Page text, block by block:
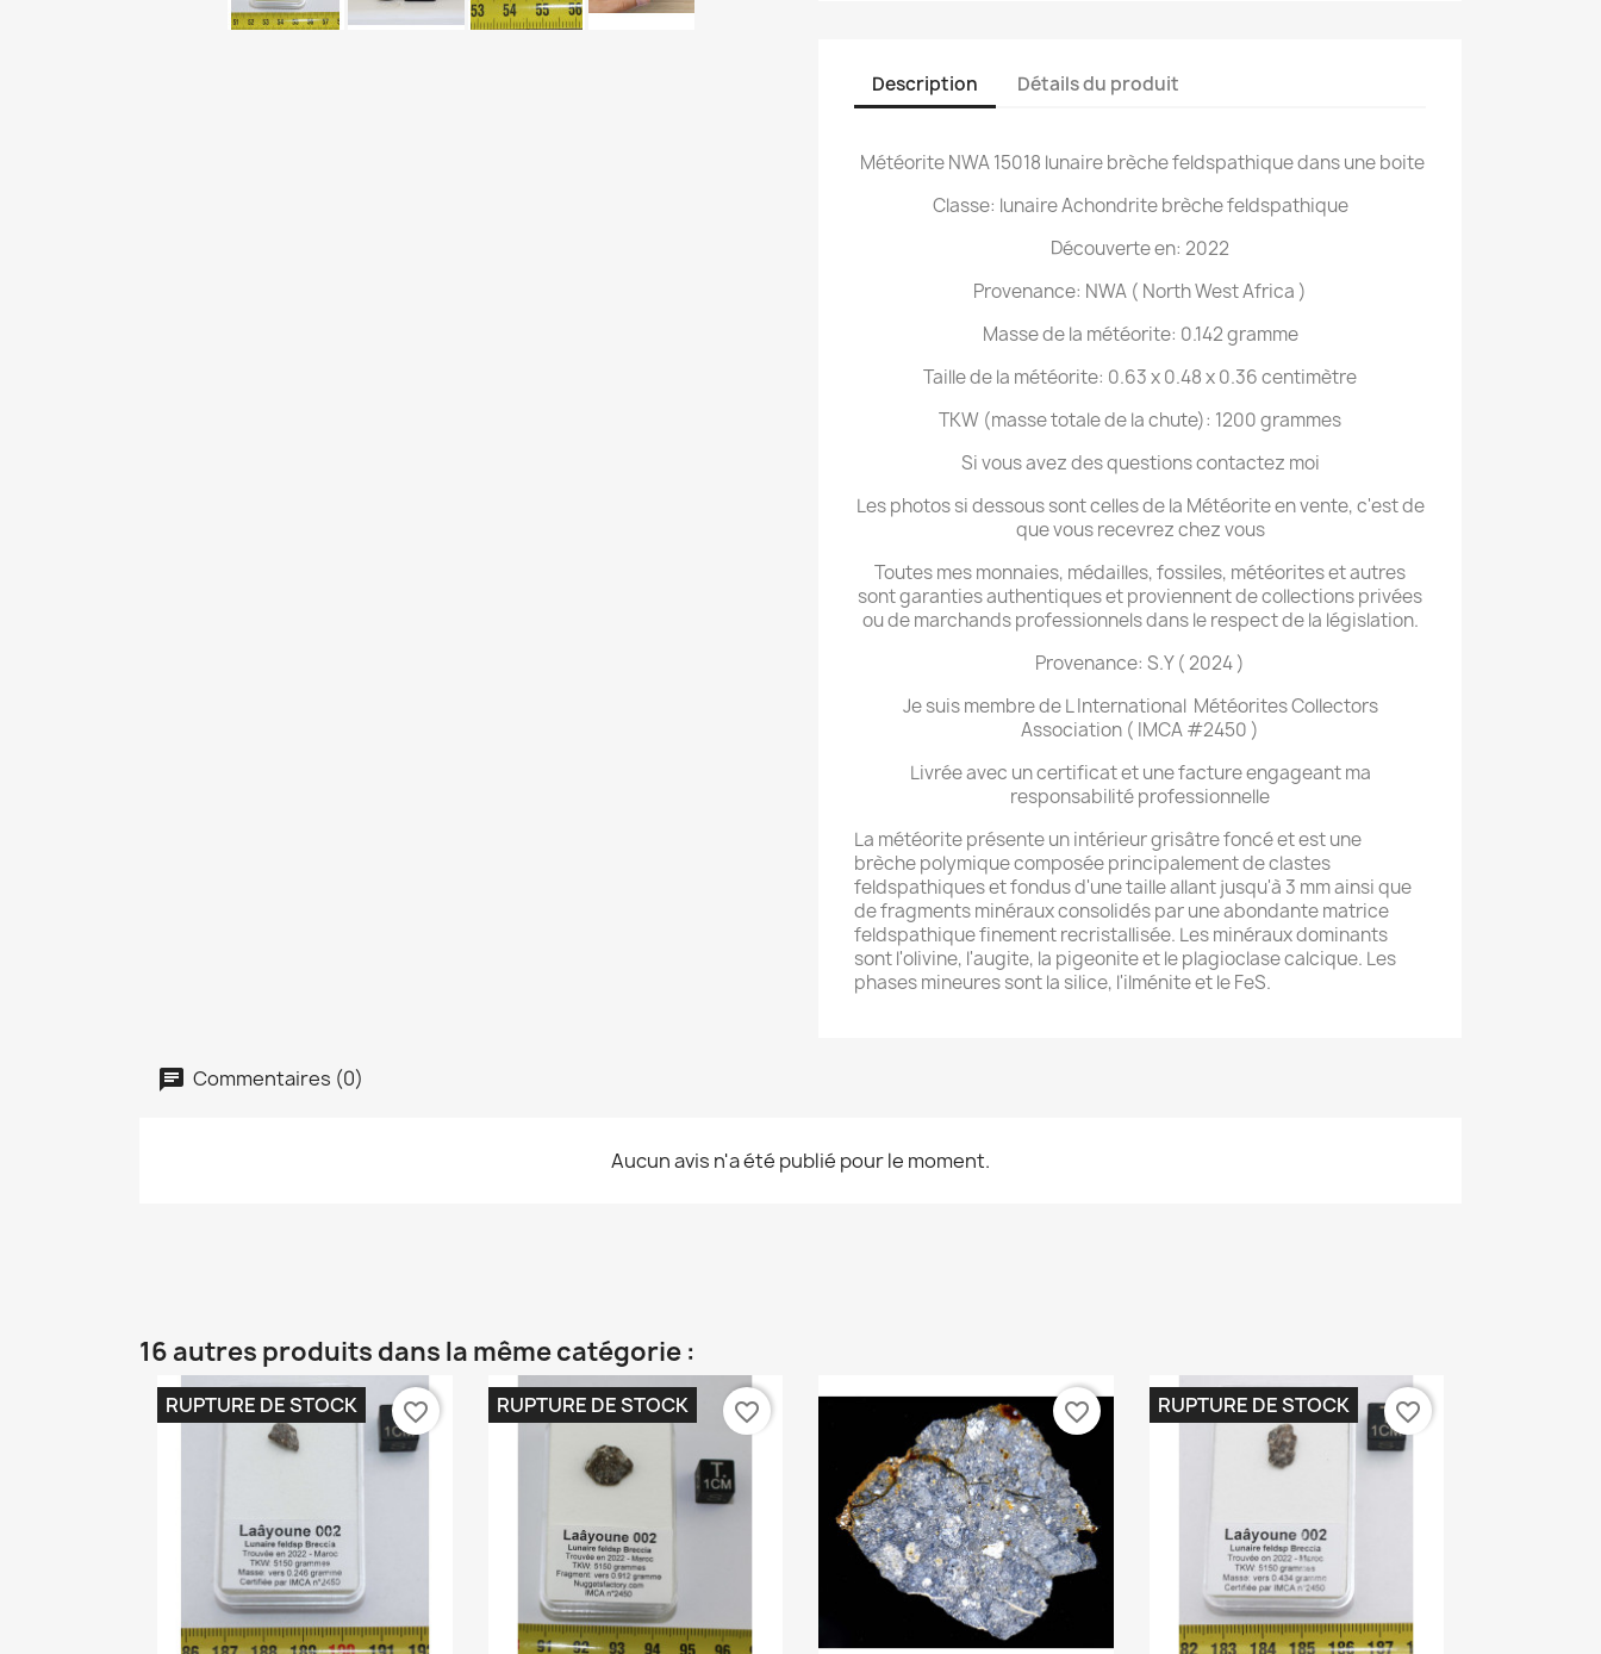
Description Détails du produit
Météorite NWA 15018 lunaire brèche feldspathique dans une boite
Classe: lunaire Achondrite brèche feldspathique
Découverte en: 2022
Provenance: NWA ( North West Africa )
Masse de la météorite: 0.142 gramme
Taille de la météorite: 0.63 x 0.48 x 0.36 centimètre
TKW (masse totale de la chute): 1200 grammes
Si vous avez des questions contactez moi
Les photos si dessous sont celles de la Météorite en vente, c'est de
que vous recevrez chez vous
Toutes mes monnaies, médailles, fossiles, météorites et autres
sont garanties authentiques et proviennent de collections privées
ou de marchands professionnels dans le respect de la législation.
Provenance: S.Y ( 2024 )
Je suis membre de L International Météorites Collectors
Association ( IMCA #2450 )
Livrée avec un certificat et une facture engageant ma
responsabilité professionnelle
La météorite présente un intérieur grisâtre foncé et est une
brèche polymique composée principalement de clastes
feldspathiques et fondus d'une taille allant jusqu'à 3 mm ainsi que
de fragments minéraux consolidés par une abondante matrice
feldspathique finement recristallisée. Les minéraux dominants
sont l'olivine, l'augite, la pigeonite et le plagioclase calcique. Les
phases mineures sont la silice, l'ilménite et le FeS.
Commentaires (0)
Aucun avis n'a été publié pour le moment.
16 autres produits dans la même catégorie :
RUPTURE DE STOCK favorite_border RUPTURE DE STOCK favorite_border favorite_border RUPTURE DE STOCK favorite_border